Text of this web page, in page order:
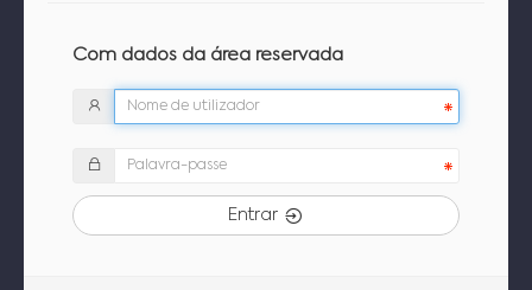
Com dados da área reservada
Entrar